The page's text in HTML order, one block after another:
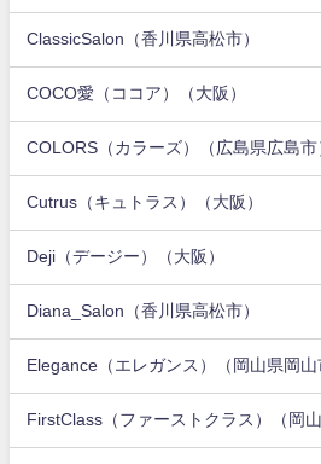
ClassicSalon（香川県高松市）
COCO愛（ココア）（大阪）
COLORS（カラーズ）（広島県広島市
Cutrus（キュトラス）（大阪）
Deji（デージー）（大阪）
Diana_Salon（香川県高松市）
Elegance（エレガンス）（岡山県岡山
FirstClass（ファーストクラス）（岡山